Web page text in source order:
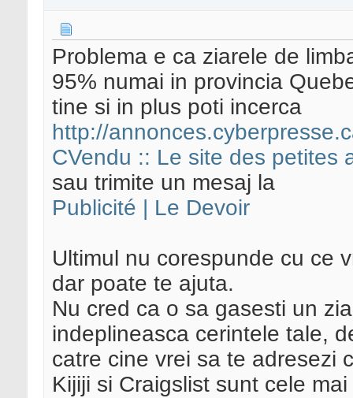
Problema e ca ziarele de
95% numai in provincia
tine si in plus poti incerca
http://
CVendu :: Le site des petites
sau trimite un mesaj la
Publicité | Le Devoir
Ultimul nu corespunde cu ce
dar poate te ajuta.
Nu cred ca o sa gasesti un
indeplineasca cerintele tale,
catre cine vrei sa te adresezi
Kijiji si Craigslist sunt cele